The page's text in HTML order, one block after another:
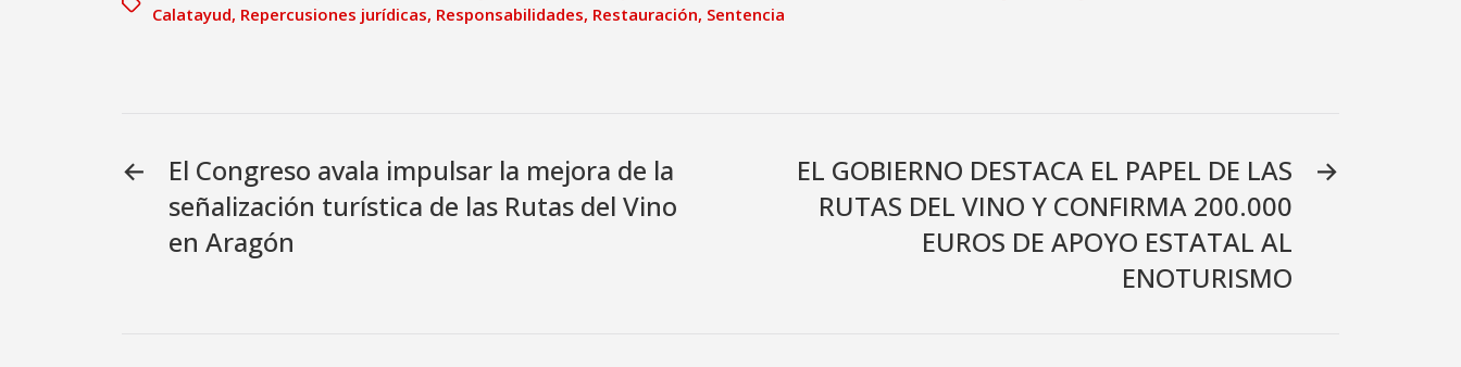
Calatayud, Repercusiones jurídicas, Responsabilidades, Restauración, Sentencia
←
El Congreso avala impulsar la mejora de la
señalización turística de las Rutas del Vino
en Aragón
→
EL GOBIERNO DESTACA EL PAPEL DE LAS
RUTAS DEL VINO Y CONFIRMA 200.000
EUROS DE APOYO ESTATAL AL
ENOTURISMO